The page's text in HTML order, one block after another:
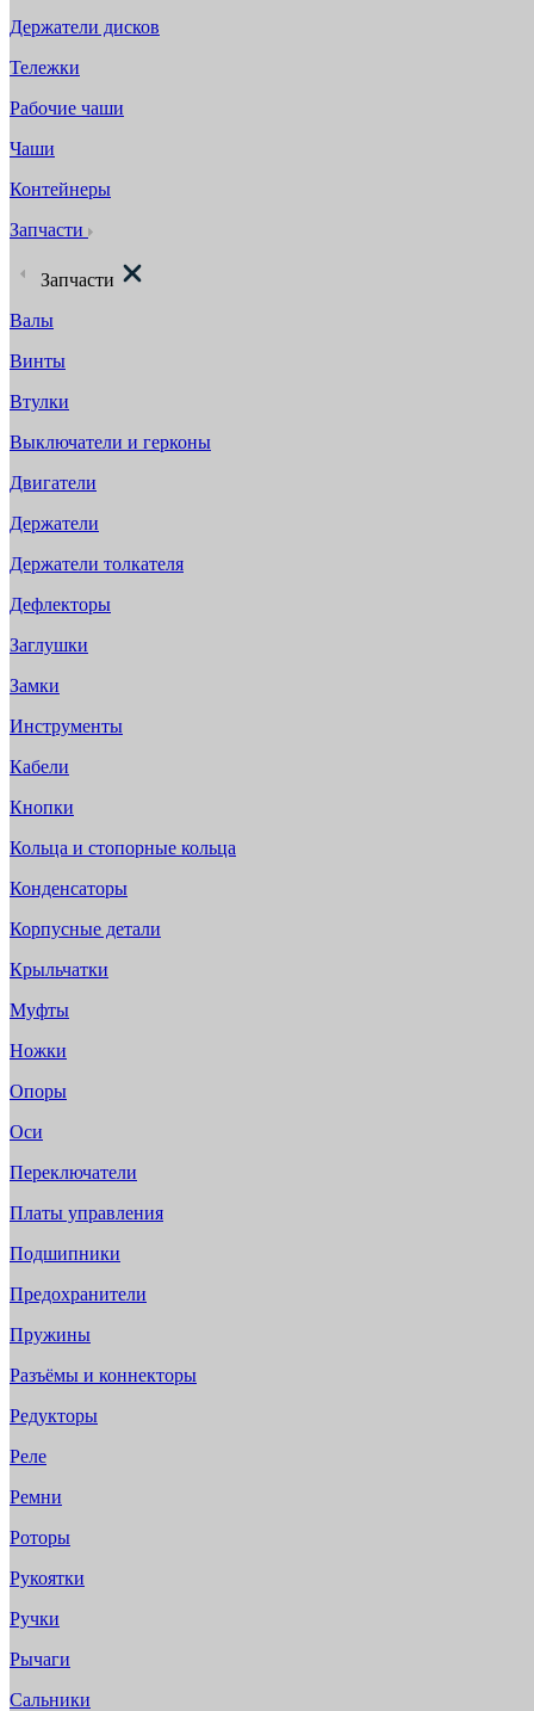
Держатели дисков
Тележки
Рабочие чаши
Чаши
Контейнеры
Запчасти
Запчасти
Валы
Винты
Втулки
Выключатели и герконы
Двигатели
Держатели
Держатели толкателя
Дефлекторы
Заглушки
Замки
Инструменты
Кабели
Кнопки
Кольца и стопорные кольца
Конденсаторы
Корпусные детали
Крыльчатки
Муфты
Ножки
Опоры
Оси
Переключатели
Платы управления
Подшипники
Предохранители
Пружины
Разъёмы и коннекторы
Редукторы
Реле
Ремни
Роторы
Рукоятки
Ручки
Рычаги
Сальники